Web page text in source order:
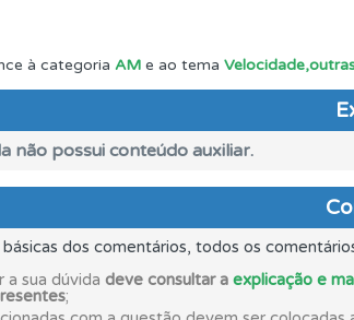
que errou no seu perfil.
se tiver dúvidas relacionadas com a
à categoria AM e ao tema
não possui conteúdo auxiliar.
básicas dos comentários, todos os
a sua dúvida deve consultar a explicação e
;